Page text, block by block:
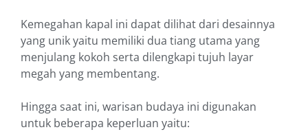
Kemegahan kapal ini dapat dilihat dari desainnya
yang unik yaitu memiliki dua tiang utama yang
menjulang kokoh serta dilengkapi tujuh layar
megah yang membentang.
Hingga saat ini, warisan budaya ini digunakan
untuk beberapa keperluan yaitu: